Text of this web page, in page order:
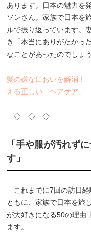
あります。日本の魅力を
ソンさん。家族で日本を
ルで振り返っています。
き「本当にありがたかっ
なことがあったのでしょう
髪の嫌なにおいを解消！
える正しい「ヘアケア」
◇ ◇ ◇
「手や服が汚れず
す」
これまでに7回の訪日経
ともに、家族で日本を旅
が大好きになる50の理由
ます。